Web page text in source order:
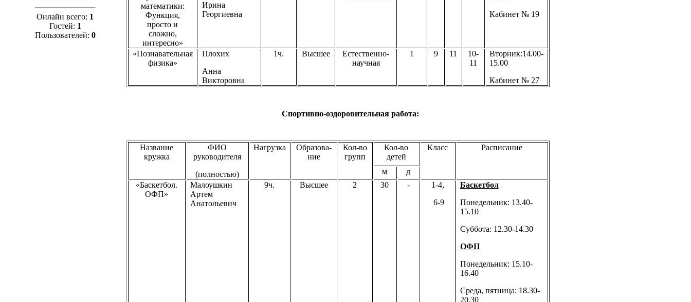
Онлайн всего: 1
Гостей: 1
Пользователей: 0
математики:
Функция,
просто и
сложно,
интересно»
Ирина
Георгиевна
Кабинет № 19
«Познавательная
физика»
Плохих
Анна
Викторовна
1ч. Высшее
Естественно-
научная
1 9 11
10-
11
Вторник:14.00-
15.00
Кабинет № 27
Спортивно-оздоровительная работа:
Название
кружка
ФИО
руководителя
(полностью)
Нагрузка
Образова-
ние
Кол-во
групп
Кол-во
детей
Класс Расписание
м
д
«Баскетбол.
ОФП»
Малоушкин
Артем
Анатольевич
9ч. Высшее 2 30 -
1-4,
6-9
Баскетбол
Понедельник: 13.40-
15.10
Суббота: 12.30-14.30
ОФП
Понедельник: 15.10-
16.40
Среда, пятница: 18.30-
20.30